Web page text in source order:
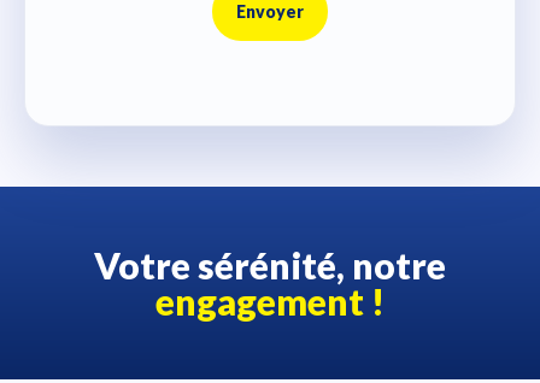
Envoyer
Votre sérénité, notre
engagement !